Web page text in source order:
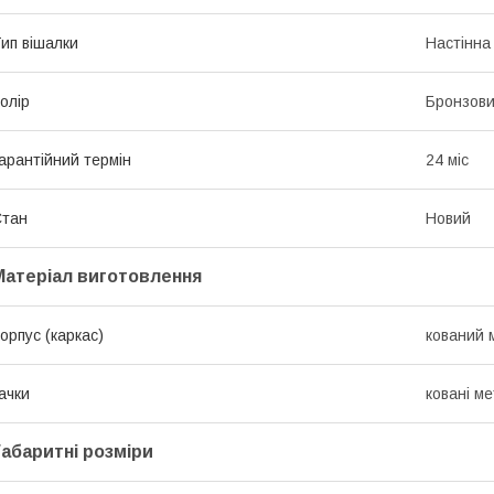
вішалки Настінна
термін 24 міс
Новий
виготовлення
(каркас) кований
ковані
розміри